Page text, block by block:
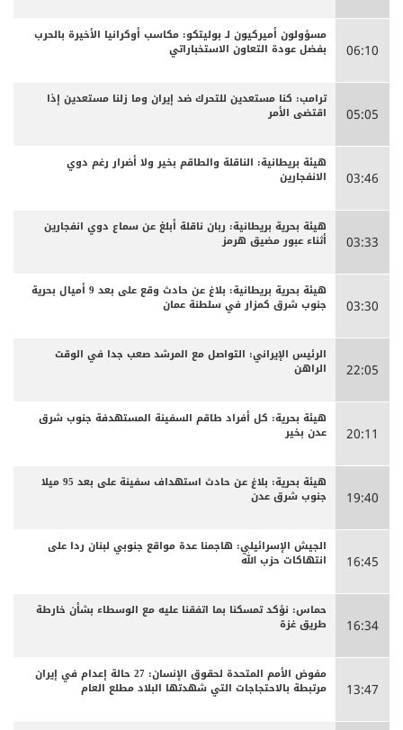
06:10
مسؤولون أميركيون لـ بوليتكو: مكاسب أوكرانيا الأخيرة بالحرب
بفضل عودة التعاون الاستخباراتي
05:05
ترامب: كنا مستعدين للتحرك ضد إيران وما زلنا مستعدين إذا
اقتضى الأمر
03:46
هيئة بريطانية: الناقلة والطاقم بخير ولا أضرار رغم دوي
الانفجارين
03:33
هيئة بحرية بريطانية: ربان ناقلة أبلغ عن سماع دوي انفجارين
أثناء عبور مضيق هرمز
03:30
هيئة بحرية بريطانية: بلاغ عن حادث وقع على بعد 9 أميال بحرية
جنوب شرق كمزار في سلطنة عمان
22:05
الرئيس الإيراني: التواصل مع المرشد صعب جدا في الوقت
الراهن
20:11
هيئة بحرية: كل أفراد طاقم السفينة المستهدفة جنوب شرق
عدن بخير
19:40
هيئة بحرية: بلاغ عن حادث استهداف سفينة على بعد 95 ميلا
جنوب شرق عدن
16:45
الجيش الإسرائيلي: هاجمنا عدة مواقع جنوبي لبنان ردا على
انتهاكات حزب الله
16:34
حماس: نؤكد تمسكنا بما اتفقنا عليه مع الوسطاء بشأن خارطة
طريق غزة
13:47
مفوض الأمم المتحدة لحقوق الإنسان: 27 حالة إعدام في إيران
مرتبطة بالاحتجاجات التي شهدتها البلاد مطلع العام